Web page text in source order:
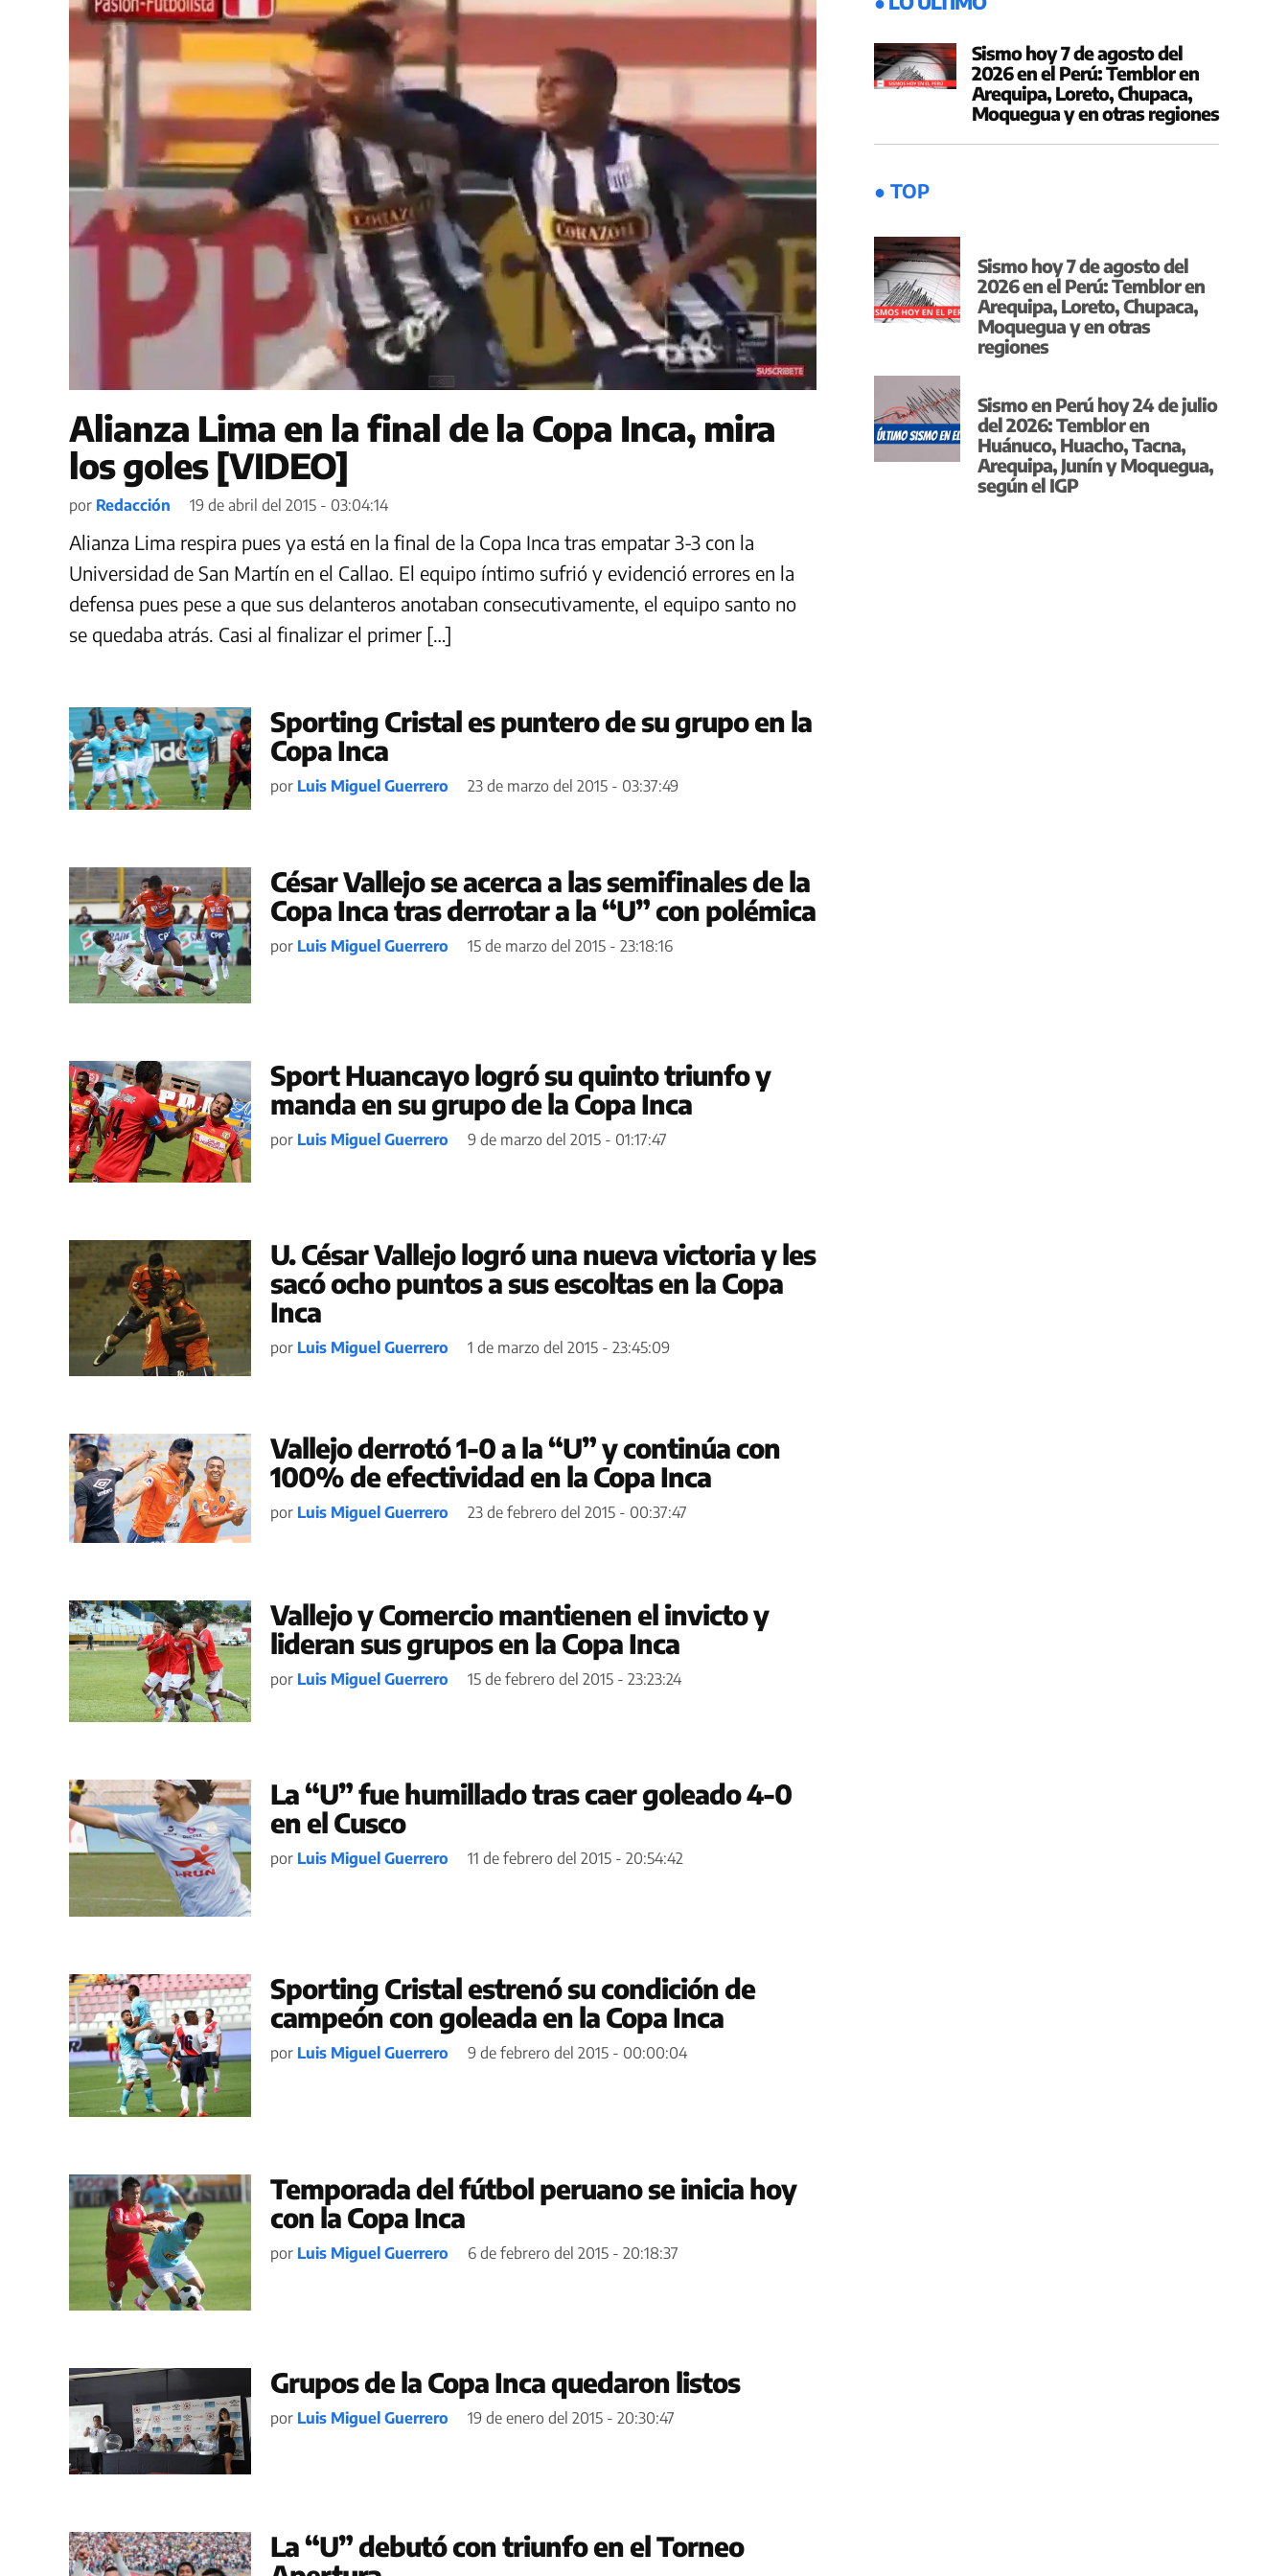
Alianza Lima en la final de la Copa Inca, mira
los goles [VIDEO]
por Redacción 19 de abril del 2015 - 03:04:14
Alianza Lima respira pues ya está en la final de la Copa Inca tras empatar 3-3 con la
Universidad de San Martín en el Callao. El equipo íntimo sufrió y evidenció errores en la
defensa pues pese a que sus delanteros anotaban consecutivamente, el equipo santo no
se quedaba atrás. Casi al finalizar el primer […]
Sporting Cristal es puntero de su grupo en la
Copa Inca
por Luis Miguel Guerrero 23 de marzo del 2015 - 03:37:49
César Vallejo se acerca a las semifinales de la
Copa Inca tras derrotar a la “U” con polémica
por Luis Miguel Guerrero 15 de marzo del 2015 - 23:18:16
Sport Huancayo logró su quinto triunfo y
manda en su grupo de la Copa Inca
por Luis Miguel Guerrero 9 de marzo del 2015 - 01:17:47
U. César Vallejo logró una nueva victoria y les
sacó ocho puntos a sus escoltas en la Copa
Inca
por Luis Miguel Guerrero 1 de marzo del 2015 - 23:45:09
Vallejo derrotó 1-0 a la “U” y continúa con
100% de efectividad en la Copa Inca
por Luis Miguel Guerrero 23 de febrero del 2015 - 00:37:47
Vallejo y Comercio mantienen el invicto y
lideran sus grupos en la Copa Inca
por Luis Miguel Guerrero 15 de febrero del 2015 - 23:23:24
La “U” fue humillado tras caer goleado 4-0
en el Cusco
por Luis Miguel Guerrero 11 de febrero del 2015 - 20:54:42
Sporting Cristal estrenó su condición de
campeón con goleada en la Copa Inca
por Luis Miguel Guerrero 9 de febrero del 2015 - 00:00:04
Temporada del fútbol peruano se inicia hoy
con la Copa Inca
por Luis Miguel Guerrero 6 de febrero del 2015 - 20:18:37
Grupos de la Copa Inca quedaron listos
por Luis Miguel Guerrero 19 de enero del 2015 - 20:30:47
La “U” debutó con triunfo en el Torneo
Sismo hoy 7 de agosto del
2026 en el Perú: Temblor en
Arequipa, Loreto, Chupaca,
Moquegua y en otras regiones
● TOP
Sismo hoy 7 de agosto del
2026 en el Perú: Temblor en
Arequipa, Loreto, Chupaca,
Moquegua y en otras
regiones
Sismo en Perú hoy 24 de julio
del 2026: Temblor en
Huánuco, Huacho, Tacna,
Arequipa, Junín y Moquegua,
según el IGP